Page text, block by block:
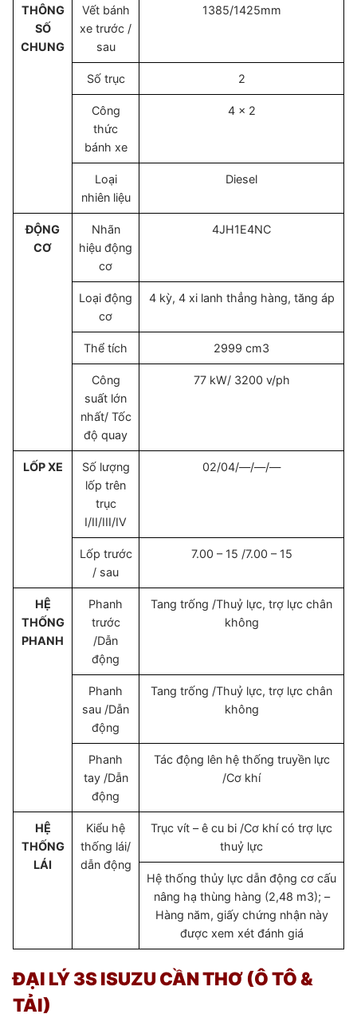
THÔNG
SỐ
CHUNG
Vết bánh
xe trước /
sau
1385/1425mm
Số trục 2
Công
thức
bánh xe
4 x 2
Loại
nhiên liệu
Diesel
ĐỘNG
CƠ
Nhãn
hiệu động
cơ
4JH1E4NC
Loại động
cơ
4 kỳ, 4 xi lanh thẳng hàng, tăng áp
Thể tích 2999 cm3
Công
suất lớn
nhất/ Tốc
độ quay
77 kW/ 3200 v/ph
LỐP XE
Số lượng
lốp trên
trục
I/II/III/IV
02/04/—/—/—
Lốp trước
/ sau
7.00 – 15 /7.00 – 15
HỆ
THỐNG
PHANH
Phanh
trước
/Dẫn
động
Tang trống /Thuỷ lực, trợ lực chân
không
Phanh
sau /Dẫn
động
Tang trống /Thuỷ lực, trợ lực chân
không
Phanh
tay /Dẫn
động
Tác động lên hệ thống truyền lực
/Cơ khí
HỆ
THỐNG
LÁI
Kiểu hệ
thống lái/
dẫn động
Trục vít – ê cu bi /Cơ khí có trợ lực
thuỷ lực
Hệ thống thủy lực dẫn động cơ cấu
nâng hạ thùng hàng (2,48 m3); –
Hàng năm, giấy chứng nhận này
được xem xét đánh giá
ĐẠI LÝ 3S ISUZU CẦN THƠ (Ô TÔ &
TẢI)